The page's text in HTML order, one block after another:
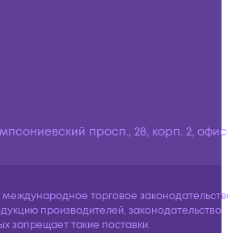
просп., 28, корп. 2,
торговое
производителей, законодательство
запрещает такие поставки.